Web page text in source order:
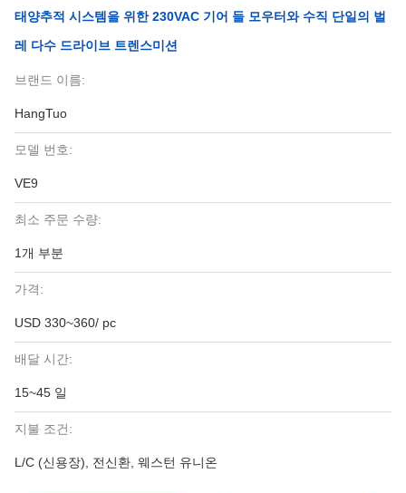
태양추적 시스템을 위한 230VAC 기어 들 모우터와 수직 단일의 벌
레 다수 드라이브 트렌스미션
브랜드 이름:
HangTuo
모델 번호:
VE9
최소 주문 수량:
1개 부분
가격:
USD 330~360/ pc
배달 시간:
15~45 일
지불 조건:
L/C (신용장), 전신환, 웨스턴 유니온